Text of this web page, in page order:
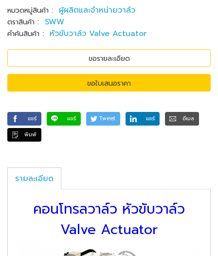
หมวดหมู่สินค้า : ผู้ผลิตและจำหน่ายวาล์ว
ตราสินค้า : SWW
คำค้นสินค้า : หัวขับวาล์ว Valve Actuator
ขอรายละเอียด
ขอใบเสนอราคา
แชร์ แชร์ Tweet แชร์
อีเมล
พิมพ์
รายละเอียด
คอนโทรลวาล์ว หัวขับวาล์ว
Valve Actuator